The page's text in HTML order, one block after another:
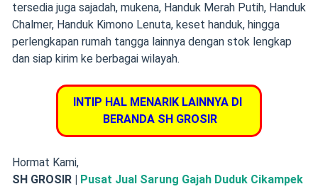
tersedia juga sajadah, mukena, Handuk Merah Putih, Handuk
Chalmer, Handuk Kimono Lenuta, keset handuk, hingga
perlengkapan rumah tangga lainnya dengan stok lengkap
dan siap kirim ke berbagai wilayah.
INTIP HAL MENARIK LAINNYA DI
BERANDA SH GROSIR
Hormat Kami,
SH GROSIR | Pusat Jual Sarung Gajah Duduk Cikampek